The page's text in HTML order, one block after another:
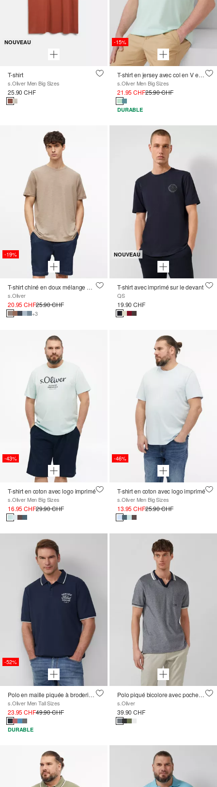
NOUVEAU
T-shirt
s.Oliver Men Big Sizes
25.90 CHF
-15%
T-shirt en jersey avec col en V et logo
s.Oliver Men Big Sizes
21.95 CHF25.90 CHF
DURABLE
-19%
T-shirt chiné en doux mélange de coton
s.Oliver
20.95 CHF25.90 CHF
+3
NOUVEAU
T-shirt avec imprimé sur le devant
QS
19.90 CHF
-43%
T-shirt en coton avec logo imprimé
s.Oliver Men Big Sizes
16.95 CHF29.90 CHF
-46%
T-shirt en coton avec logo imprimé
s.Oliver Men Big Sizes
13.95 CHF25.90 CHF
-52%
Polo en maille piquée à broderie et motif Ford®
s.Oliver Men Tall Sizes
23.95 CHF49.90 CHF
DURABLE
Polo piqué bicolore avec poche poitrine
s.Oliver
39.90 CHF